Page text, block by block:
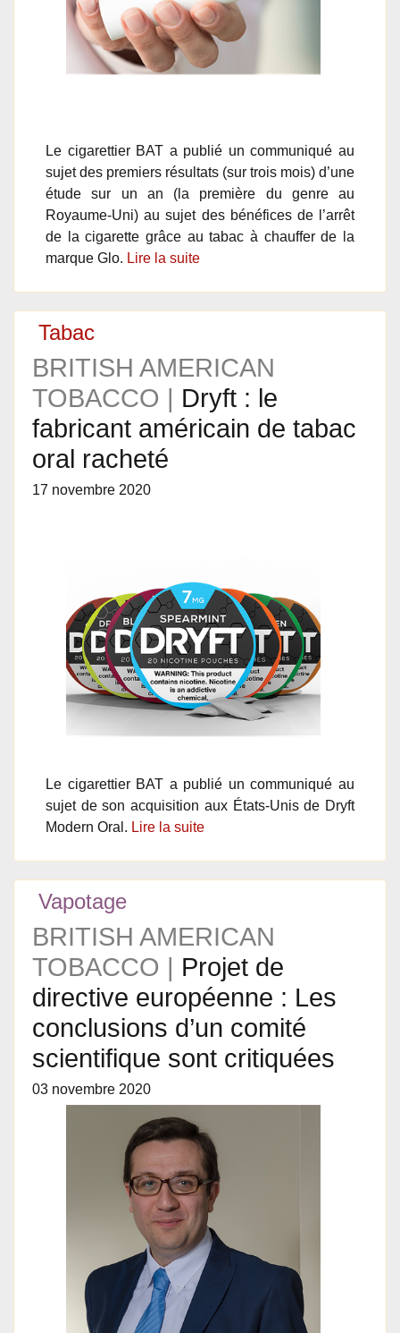
Le cigarettier BAT a publié un communiqué au
sujet des premiers résultats (sur trois mois) d’une
étude sur un an (la première du genre au
Royaume-Uni) au sujet des bénéfices de l’arrêt
de la cigarette grâce au tabac à chauffer de la
marque Glo. Lire la suite
Tabac
BRITISH AMERICAN
TOBACCO | Dryft : le
fabricant américain de tabac
oral racheté
17 novembre 2020
Le cigarettier BAT a publié un communiqué au
sujet de son acquisition aux États-Unis de Dryft
Modern Oral. Lire la suite
Vapotage
BRITISH AMERICAN
TOBACCO | Projet de
directive européenne : Les
conclusions d’un comité
scientifique sont critiquées
03 novembre 2020